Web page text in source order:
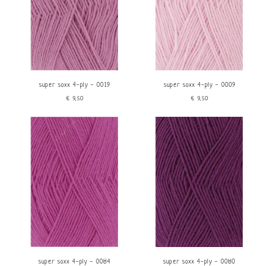
super soxx 4-ply - 0019
€9,50
super soxx 4-ply - 0009
€9,50
super soxx 4-ply - 0084
super soxx 4-ply - 0080